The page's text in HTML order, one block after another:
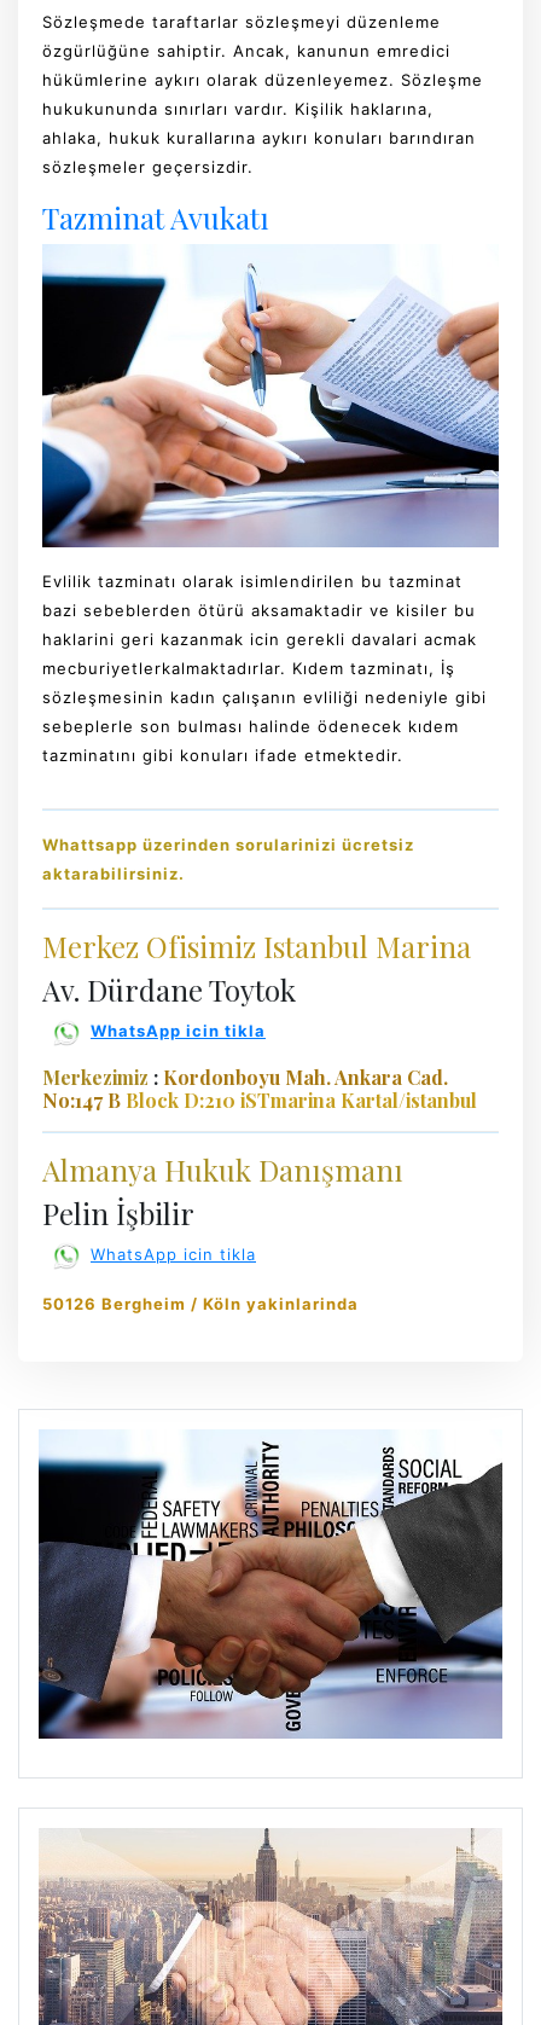
Sözleşmede taraftarlar sözleşmeyi düzenleme
özgürlüğüne sahiptir. Ancak, kanunun emredici
hükümlerine aykırı olarak düzenleyemez. Sözleşme
hukukununda sınırları vardır. Kişilik haklarına,
ahlaka, hukuk kurallarına aykırı konuları barındıran
sözleşmeler geçersizdir.
Tazminat Avukatı
Evlilik tazminatı olarak isimlendirilen bu tazminat
bazi sebeblerden ötürü aksamaktadir ve kisiler bu
haklarini geri kazanmak icin gerekli davalari acmak
mecburiyetlerkalmaktadırlar. Kıdem tazminatı, İş
sözleşmesinin kadın çalışanın evliliği nedeniyle gibi
sebeplerle son bulması halinde ödenecek kıdem
tazminatını gibi konuları ifade etmektedir.
Whattsapp üzerinden sorularinizi ücretsiz
aktarabilirsiniz.
Merkez Ofisimiz Istanbul Marina
Av. Dürdane Toytok
WhatsApp icin tikla
Merkezimiz : Kordonboyu Mah. Ankara Cad.
No:147 B Block D:210 iSTmarina Kartal/istanbul
Almanya Hukuk Danışmanı
Pelin İşbilir
WhatsApp icin tikla
50126 Bergheim / Köln yakinlarinda